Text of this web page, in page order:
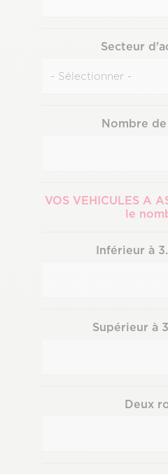
Secteur
Nombre de
VOS VEHICULES A
le
Inférieur à
Supérieur à
Deux